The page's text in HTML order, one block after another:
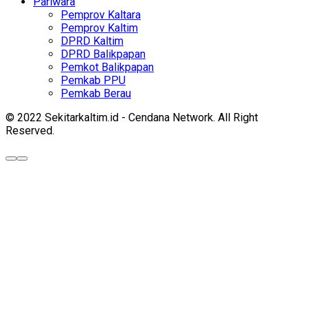
Pemprov Kaltara
Pemprov Kaltim
DPRD Kaltim
DPRD Balikpapan
Pemkot Balikpapan
Pemkab PPU
Pemkab Berau
© 2022 Sekitarkaltim.id - Cendana Network. All Right
Reserved.